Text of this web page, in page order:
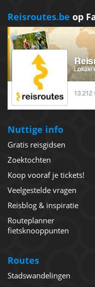
Reisroutes.be op
Nuttige info
Gratis reisgidsen
Zoektochten
Koop vooraf je tickets!
Veelgestelde vragen
Reisblog & inspiratie
Routeplanner
fietsknooppunten
Routes
Stadswandelingen